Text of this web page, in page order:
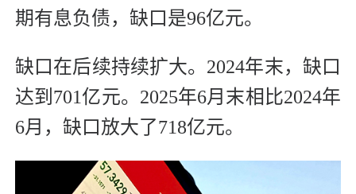
期有息负债，缺口是96亿元。
缺口在后续持续扩大。2024年末，缺口
达到701亿元。2025年6月末相比2024年
6月，缺口放大了718亿元。